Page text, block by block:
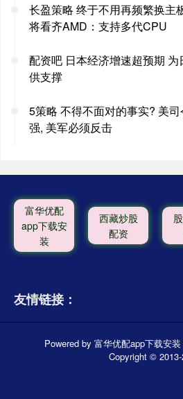
长盈策略 终于不用再频繁换主
将看齐AMD：支持多代CPU
配资吧 日本经济增速超预期
供支撑
5策略 不得不面对的事实? 美
强, 美军必须反击
富华优配
app下载安
装
西藏炒股
配资
友情链接：
Powered by富华优配app下载安装
Copyright©